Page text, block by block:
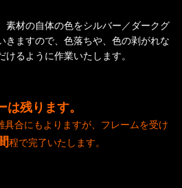
素材の自体の色をシルバー／ダークグ
きますので、色落ちや、色の剥がれな
るように作業いたします。
は残ります。
具合にもよりますが、フレームを受け
程で完了いたします。